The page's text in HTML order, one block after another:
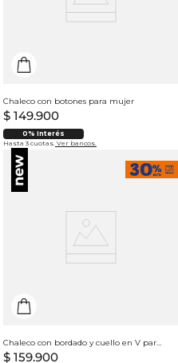
Chaleco con botones para mujer
$ 149.900
0% Interés
Hasta 3 cuotas. Ver bancos.
Chaleco con bordado y cuello en V para mujer
$ 159.900